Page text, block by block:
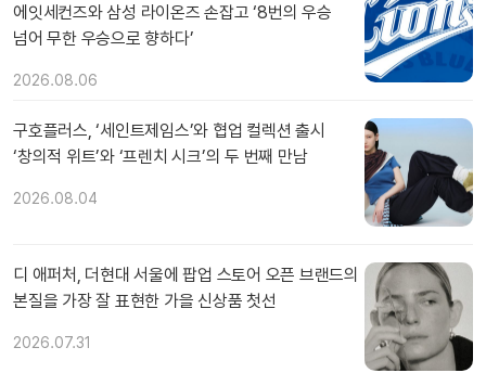
에잇세컨즈와 삼성 라이온즈 손잡고 ‘8번의 우승
넘어 무한 우승으로 향하다’
2026.08.06
구호플러스, ‘세인트제임스’와 협업 컬렉션 출시
‘창의적 위트’와 ‘프렌치 시크’의 두 번째 만남
2026.08.04
디 애퍼처, 더현대 서울에 팝업 스토어 오픈 브랜드의
본질을 가장 잘 표현한 가을 신상품 첫선
2026.07.31